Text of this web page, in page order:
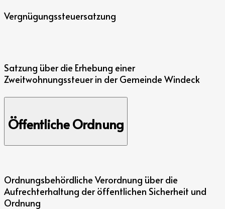
Vergnügungssteuersatzung
Satzung über die Erhebung einer
Zweitwohnungssteuer in der Gemeinde Windeck
Öffentliche Ordnung
Ordnungsbehördliche Verordnung über die
Aufrechterhaltung der öffentlichen Sicherheit und
Ordnung